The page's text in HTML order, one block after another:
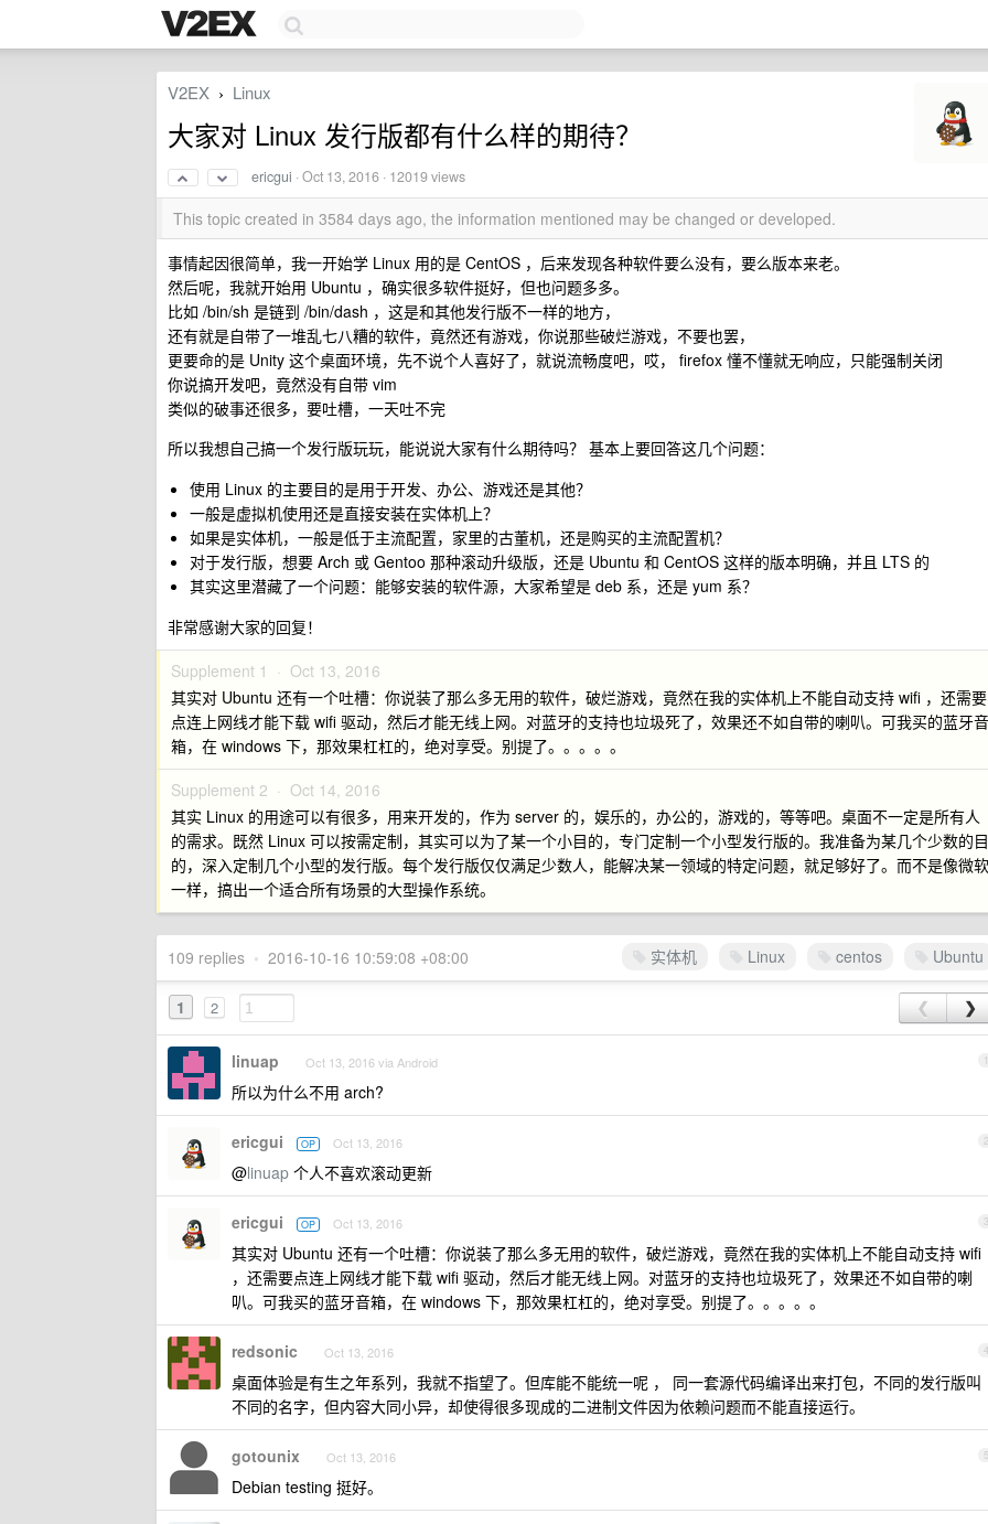
V2EX › Linux
大家对 Linux 发行版都有什么样的期待？
ericgui ·Oct 13, 2016 · 12019 views
This topic created in 3584 days ago, the information mentioned may be changed or developed.
事情起因很简单，我一开始学 Linux 用的是 CentOS ，后来发现各种软件要么没有，要么版本来老。
然后呢，我就开始用 Ubuntu ，确实很多软件挺好，但也问题多多。
比如 /bin/sh 是链到 /bin/dash ，这是和其他发行版不一样的地方，
还有就是自带了一堆乱七八糟的软件，竟然还有游戏，你说那些破烂游戏，不要也罢，
更要命的是 Unity 这个桌面环境，先不说个人喜好了，就说流畅度吧，哎， firefox 懂不懂就无响应，只能强制关闭
你说搞开发吧，竟然没有自带 vim
类似的破事还很多，要吐槽，一天吐不完
所以我想自己搞一个发行版玩玩，能说说大家有什么期待吗？ 基本上要回答这几个问题：
使用 Linux 的主要目的是用于开发、办公、游戏还是其他？
一般是虚拟机使用还是直接安装在实体机上？
如果是实体机，一般是低于主流配置，家里的古董机，还是购买的主流配置机？
对于发行版，想要 Arch 或 Gentoo 那种滚动升级版，还是 Ubuntu 和 CentOS 这样的版本明确，并且 LTS 的
其实这里潜藏了一个问题：能够安装的软件源，大家希望是 deb 系，还是 yum 系？
非常感谢大家的回复！
Supplement 1 · Oct 13, 2016
其实对 Ubuntu 还有一个吐槽：你说装了那么多无用的软件，破烂游戏，竟然在我的实体机上不能自动支持 wifi ，还需要
点连上网线才能下载 wifi 驱动，然后才能无线上网。对蓝牙的支持也垃圾死了，效果还不如自带的喇叭。可我买的蓝牙音
箱，在 windows 下，那效果杠杠的，绝对享受。别提了。。。。。
Supplement 2 · Oct 14, 2016
其实 Linux 的用途可以有很多，用来开发的，作为 server 的，娱乐的，办公的，游戏的，等等吧。桌面不一定是所有人
的需求。既然 Linux 可以按需定制，其实可以为了某一个小目的，专门定制一个小型发行版的。我准备为某几个少数的目
的，深入定制几个小型的发行版。每个发行版仅仅满足少数人，能解决某一领域的特定问题，就足够好了。而不是像微软
一样，搞出一个适合所有场景的大型操作系统。
实体机 Linux centos Ubuntu
109 replies • 2016-10-16 10:59:08 +08:00
1 2 ❮ ❯
1
linuap Oct 13, 2016 via Android
所以为什么不用 arch?
2
ericgui OP Oct 13, 2016
@linuap 个人不喜欢滚动更新
3
ericgui OP Oct 13, 2016
其实对 Ubuntu 还有一个吐槽：你说装了那么多无用的软件，破烂游戏，竟然在我的实体机上不能自动支持 wifi
，还需要点连上网线才能下载 wifi 驱动，然后才能无线上网。对蓝牙的支持也垃圾死了，效果还不如自带的喇
叭。可我买的蓝牙音箱，在 windows 下，那效果杠杠的，绝对享受。别提了。。。。。
4
redsonic Oct 13, 2016
桌面体验是有生之年系列，我就不指望了。但库能不能统一呢 ， 同一套源代码编译出来打包，不同的发行版叫
不同的名字，但内容大同小异，却使得很多现成的二进制文件因为依赖问题而不能直接运行。
5
gotounix Oct 13, 2016
Debian testing 挺好。